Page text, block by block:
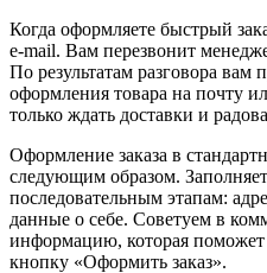
Когда оформляете быстрый
e-mail. Вам перезвонит
По результатам разговора вам
оформления товара на почту
только ждать доставки и
Оформление заказа в
следующим образом.
последовательным этапам:
данные о себе. Советуем в
информацию, которая
кнопку «Оформить заказ».